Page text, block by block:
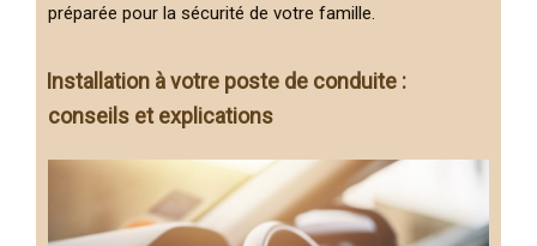
préparée pour la sécurité de votre famille.
Installation à votre poste de conduite :
conseils et explications